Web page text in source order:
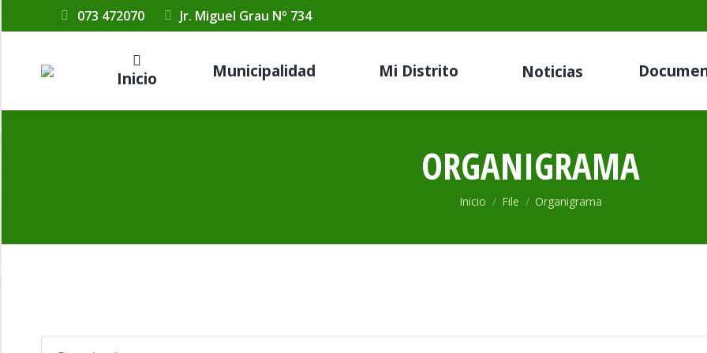
073 472070 Jr. Miguel Grau Nº 734
Inicio Municipalidad Mi Distrito Noticias
ORGANIGRAMA
Estás aquí:
Inicio File Organigrama